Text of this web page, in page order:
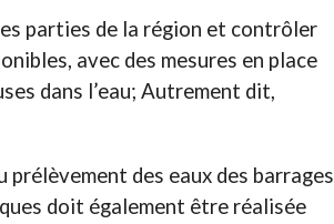
parties de la région et contrôler
avec des mesures en place
dans l’eau; Autrement dit,
des eaux des barrages
doit également être réalisée